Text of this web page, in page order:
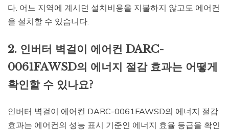
다. 어느 지역에 계시던 설치비용을 지불하지 않고도 에어컨
을 설치할 수 있습니다.
2. 인버터 벽걸이 에어컨 DARC-
0061FAWSD의 에너지 절감 효과는 어떻게
확인할 수 있나요?
인버터 벽걸이 에어컨 DARC-0061FAWSD의 에너지 절감
효과는 에어컨의 성능 표시 기준인 에너지 효율 등급을 확인